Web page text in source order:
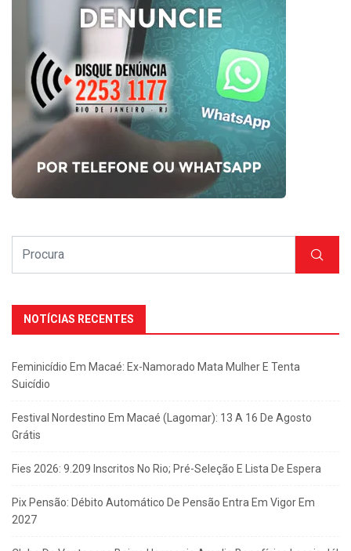
NOTÍCIAS RECENTES
Feminicídio Em Macaé: Ex-Namorado Mata Mulher E Tenta
Suicídio
Festival Nordestino Em Macaé (Lagomar): 13 A 16 De Agosto
Grátis
Fies 2026: 9.209 Inscritos No Rio; Pré-Seleção E Lista De Espera
Pix Pensão: Débito Automático De Pensão Entra Em Vigor Em
2027